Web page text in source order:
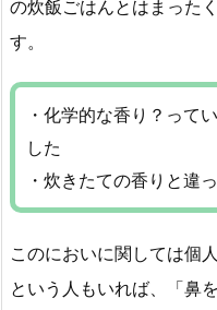
の炊飯ごはんとはまった
す。
・化学的な香り？って
した
・炊きたての香りと違
このにおいに関しては個
という人もいれば、「鼻